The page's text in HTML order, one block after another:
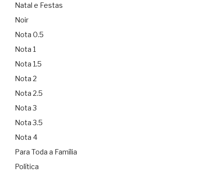
Natal e Festas
Noir
Nota 0.5
Nota 1
Nota 1.5
Nota 2
Nota 2.5
Nota 3
Nota 3.5
Nota 4
Para Toda a Família
Política